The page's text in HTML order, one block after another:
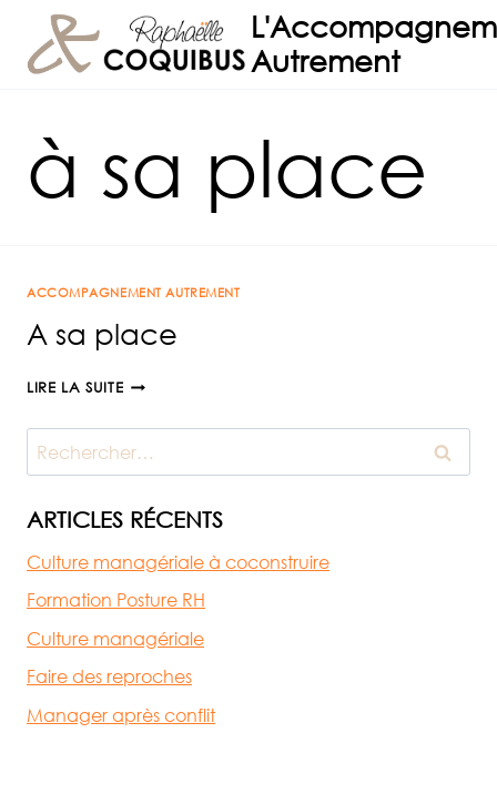
contenu
Autrement
à sa place
ACCOMPAGNEMENT AUTREMENT
A sa place
LIRE LA SUITEA
PLACE
Rechercher :
ARTICLES RÉCENTS
Culture managériale à coconstruire
Formation Posture RH
Culture managériale
Faire des reproches
Manager après conflit